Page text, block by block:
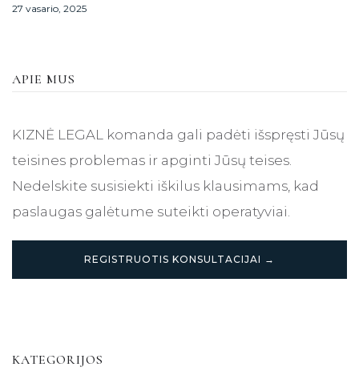
27 vasario, 2025
APIE MUS
KIZNĖ LEGAL komanda gali padėti išspręsti Jūsų
teisines problemas ir apginti Jūsų teises.
Nedelskite susisiekti iškilus klausimams, kad
paslaugas galėtume suteikti operatyviai.
REGISTRUOTIS KONSULTACIJAI →
KATEGORIJOS